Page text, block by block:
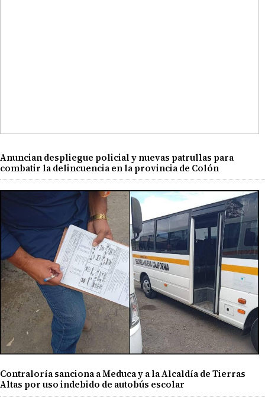
Anuncian despliegue policial y nuevas patrullas para
combatir la delincuencia en la provincia de Colón
Contraloría sanciona a Meduca y a la Alcaldía de Tierras
Altas por uso indebido de autobús escolar